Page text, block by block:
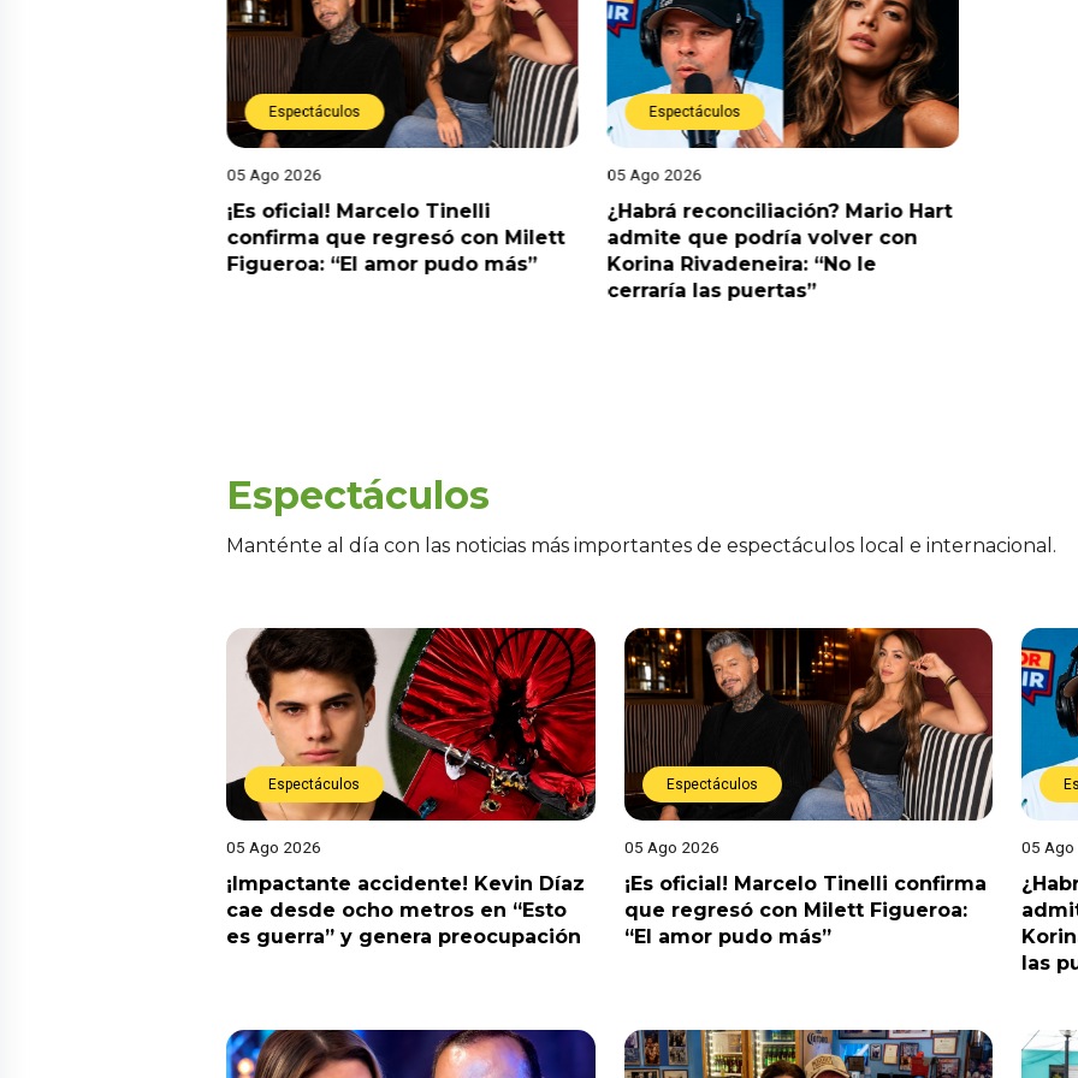
Espectáculos
05 Ago 2026
¡Es oficial! Marcelo Tinelli
confirma que regresó con Milett
Figueroa: “El amor pudo más”
Espectáculos
05 Ago 2026
¿Habrá reconciliación? Mario Hart
admite que podría volver con
Korina Rivadeneira: “No le
cerraría las puertas”
Espectáculos
Manténte al día con las noticias más importantes de espectáculos local e internacional.
Espectáculos
05 Ago 2026
¡Impactante accidente! Kevin Díaz
cae desde ocho metros en “Esto
es guerra” y genera preocupación
Espectáculos
05 Ago 2026
¡Es oficial! Marcelo Tinelli confirma
que regresó con Milett Figueroa:
“El amor pudo más”
05 Ago
las